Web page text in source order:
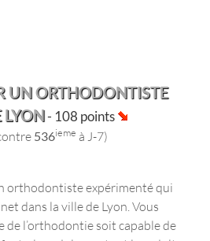
UN ORTHODONTISTE
LYON- 108 points
536ieme à J-7)
orthodontiste expérimenté qui
dans la ville de Lyon. Vous
de l’orthodontie soit capable de